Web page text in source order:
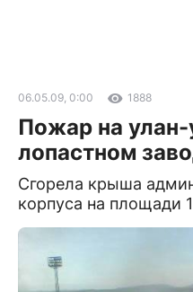
06.05.09, 0:00 1888
Пожар на
лопастном
Сгорела крыша
корпуса на площади